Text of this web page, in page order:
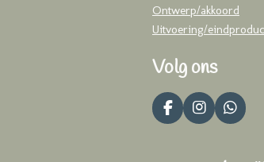
Ontwerp/akkoord
Uitvoering/
Volg ons
F
a
I
n
W
h